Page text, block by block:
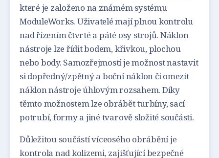
které je založeno na známém systému
ModuleWorks. Uživatelé mají plnou kontrolu
nad řízením čtvrté a páté osy strojů. Náklon
nástroje lze řídit bodem, křivkou, plochou
nebo body. Samozřejmostí je možnost nastavit
si dopředný/zpětný a boční náklon či omezit
náklon nástroje úhlovým rozsahem. Díky
těmto možnostem lze obrábět turbíny, sací
potrubí, formy a jiné tvarově složité součásti.
Důležitou součástí víceosého obrábění je
kontrola nad kolizemi, zajišťující bezpečné